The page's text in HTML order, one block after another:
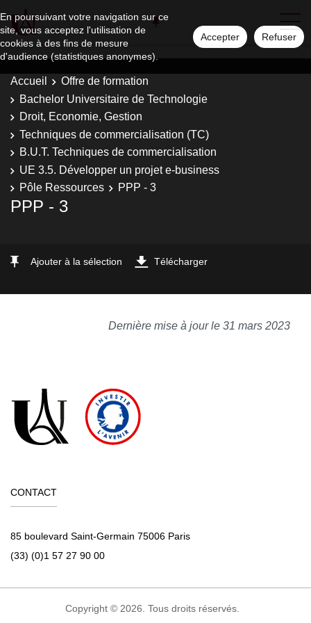
En poursuivant votre navigation sur ce
site, vous acceptez l'utilisation de
cookies à des fins de mesure
d'audience (statistiques anonymes).
Accepter Refuser
Accueil
Offre de formation
Bachelor Universitaire de Technologie
Droit, Economie, Gestion
Techniques de commercialisation (TC)
B.U.T. Techniques de commercialisation
UE 3.5. Développer un projet e-business
Pôle Ressources
PPP - 3
PPP - 3
Ajouter à la sélection Télécharger
Dernière mise à jour le 31 mars 2023
CONTACT
85 boulevard Saint-Germain 75006 Paris
(33) (0)1 57 27 90 00
Copyright © 2026. Tous droits réservés.